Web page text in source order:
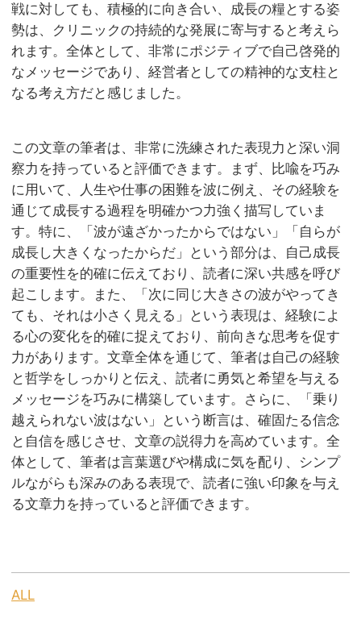
戦に対しても、積極的に向き合い、成長の糧とする姿
勢は、クリニックの持続的な発展に寄与すると考えら
れます。全体として、非常にポジティブで自己啓発的
なメッセージであり、経営者としての精神的な支柱と
なる考え方だと感じました。
この文章の筆者は、非常に洗練された表現力と深い洞
察力を持っていると評価できます。まず、比喩を巧み
に用いて、人生や仕事の困難を波に例え、その経験を
通じて成長する過程を明確かつ力強く描写していま
す。特に、「波が遠ざかったからではない」「自らが
成長し大きくなったからだ」という部分は、自己成長
の重要性を的確に伝えており、読者に深い共感を呼び
起こします。また、「次に同じ大きさの波がやってき
ても、それは小さく見える」という表現は、経験によ
る心の変化を的確に捉えており、前向きな思考を促す
力があります。文章全体を通じて、筆者は自己の経験
と哲学をしっかりと伝え、読者に勇気と希望を与える
メッセージを巧みに構築しています。さらに、「乗り
越えられない波はない」という断言は、確固たる信念
と自信を感じさせ、文章の説得力を高めています。全
体として、筆者は言葉選びや構成に気を配り、シンプ
ルながらも深みのある表現で、読者に強い印象を与え
る文章力を持っていると評価できます。
ALL